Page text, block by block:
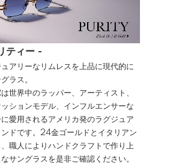
ティー -
アリーなリムレスを上品に現代的に
ラス。
世界中のラッパー、アーティスト、
ションモデル、インフルエンサーな
愛用されるアメリカ発のラグジュア
ンドです。24金ゴールドとイタリアン
職人によりハンドクラフトで作り上
サングラスを是非ご確認ください。